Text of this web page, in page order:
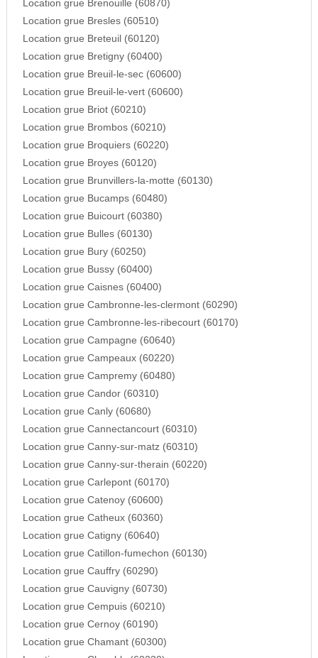
Location grue Brenouille (60870)
Location grue Bresles (60510)
Location grue Breteuil (60120)
Location grue Bretigny (60400)
Location grue Breuil-le-sec (60600)
Location grue Breuil-le-vert (60600)
Location grue Briot (60210)
Location grue Brombos (60210)
Location grue Broquiers (60220)
Location grue Broyes (60120)
Location grue Brunvillers-la-motte (60130)
Location grue Bucamps (60480)
Location grue Buicourt (60380)
Location grue Bulles (60130)
Location grue Bury (60250)
Location grue Bussy (60400)
Location grue Caisnes (60400)
Location grue Cambronne-les-clermont (60290)
Location grue Cambronne-les-ribecourt (60170)
Location grue Campagne (60640)
Location grue Campeaux (60220)
Location grue Campremy (60480)
Location grue Candor (60310)
Location grue Canly (60680)
Location grue Cannectancourt (60310)
Location grue Canny-sur-matz (60310)
Location grue Canny-sur-therain (60220)
Location grue Carlepont (60170)
Location grue Catenoy (60600)
Location grue Catheux (60360)
Location grue Catigny (60640)
Location grue Catillon-fumechon (60130)
Location grue Cauffry (60290)
Location grue Cauvigny (60730)
Location grue Cempuis (60210)
Location grue Cernoy (60190)
Location grue Chamant (60300)